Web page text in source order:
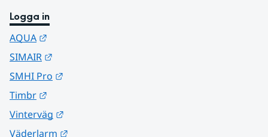
Logga in
AQUA
SIMAIR
SMHI Pro
Timbr
Vinterväg
Väderlarm